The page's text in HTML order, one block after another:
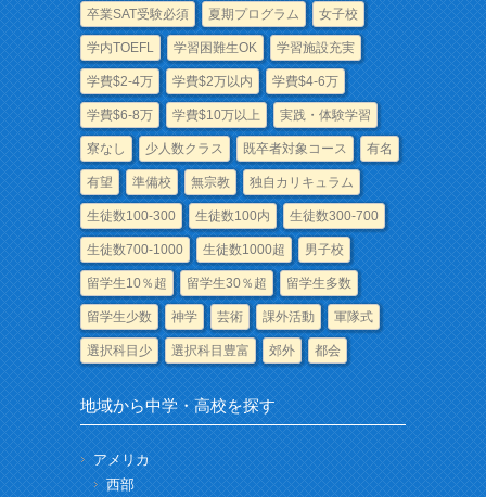
卒業SAT受験必須 夏期プログラム 女子校
学内TOEFL 学習困難生OK 学習施設充実
学費$2-4万 学費$2万以内 学費$4-6万
学費$6-8万 学費$10万以上 実践・体験学習
寮なし 少人数クラス 既卒者対象コース 有名
有望 準備校 無宗教 独自カリキュラム
生徒数100-300 生徒数100内 生徒数300-700
生徒数700-1000 生徒数1000超 男子校
留学生10％超 留学生30％超 留学生多数
留学生少数 神学 芸術 課外活動 軍隊式
選択科目少 選択科目豊富 郊外 都会
地域から中学・高校を探す
アメリカ
西部